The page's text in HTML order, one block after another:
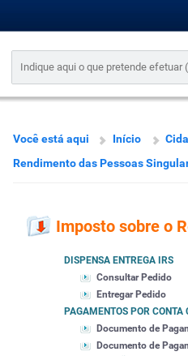
Você está aqui Início
Rendimento das Pessoas
Imposto sobre o
DISPENSA ENTREGA IRS
Consultar Pedido
Entregar Pedido
PAGAMENTOS POR CONTA
Documento de
Documento de